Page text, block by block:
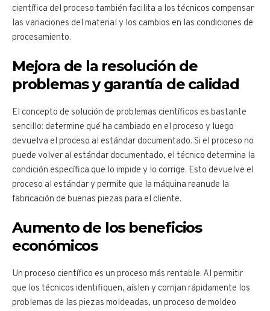
científica del proceso también facilita a los técnicos compensar
las variaciones del material y los cambios en las condiciones de
procesamiento.
Mejora de la resolución de
problemas y garantía de calidad
El concepto de solución de problemas científicos es bastante
sencillo: determine qué ha cambiado en el proceso y luego
devuelva el proceso al estándar documentado. Si el proceso no
puede volver al estándar documentado, el técnico determina la
condición específica que lo impide y lo corrige. Esto devuelve el
proceso al estándar y permite que la máquina reanude la
fabricación de buenas piezas para el cliente.
Aumento de los beneficios
económicos
Un proceso científico es un proceso más rentable. Al permitir
que los técnicos identifiquen, aíslen y corrijan rápidamente los
problemas de las piezas moldeadas, un proceso de moldeo